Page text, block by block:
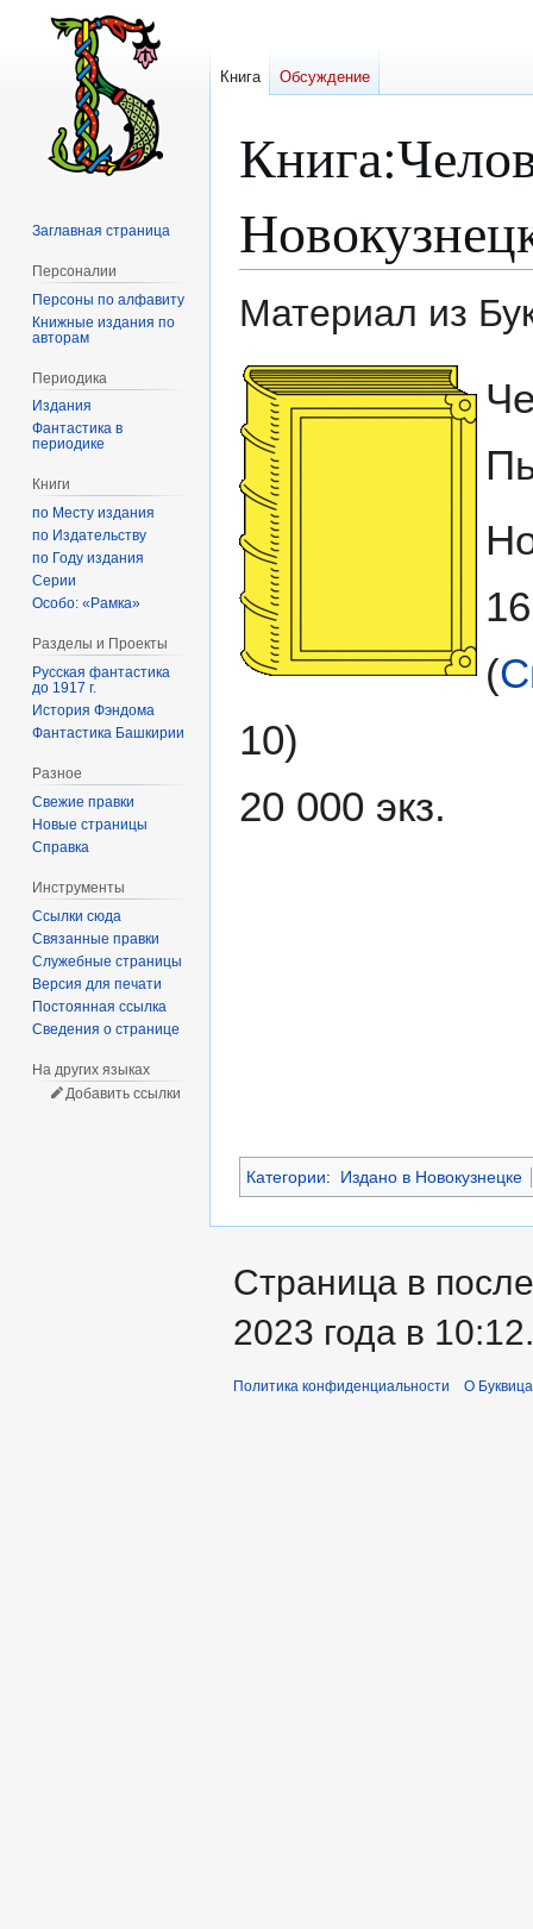
Книга:
Материал из
Перейти
навигации
Перейти
поиску
(
10)
20 000 экз.
Категории: Издано в Новокузнецке
Книга Обсуждение
Заглавная страница
Персоналии
Персоны по алфавиту
Книжные издания по
авторам
Периодика
Издания
Фантастика в
периодике
Книги
по Месту издания
по Издательству
по Году издания
Серии
Особо: «Рамка»
Разделы и Проекты
Русская фантастика
до 1917 г.
История Фэндома
Фантастика Башкирии
Разное
Свежие правки
Новые страницы
Справка
Инструменты
Ссылки сюда
Связанные правки
Служебные страницы
Версия для печати
Постоянная ссылка
Сведения о странице
На других языках
Добавить ссылки
Страница в
2023 года в 10:12.
Политика конфиденциальности О Буквица